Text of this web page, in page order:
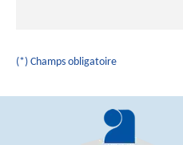
(*) Champs obligatoire